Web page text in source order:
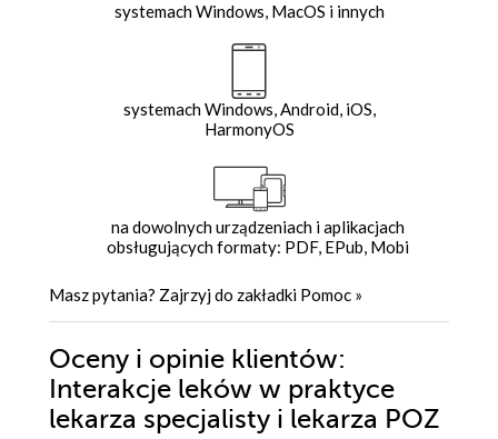
systemach Windows, MacOS i innych
systemach Windows, Android, iOS,
HarmonyOS
na dowolnych urządzeniach i aplikacjach
obsługujących formaty: PDF, EPub, Mobi
Masz pytania? Zajrzyj do zakładki Pomoc »
Oceny i opinie klientów:
Interakcje leków w praktyce
lekarza specjalisty i lekarza POZ